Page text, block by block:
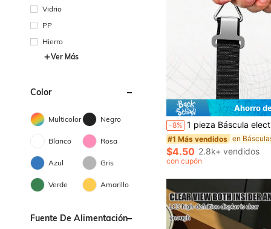
Vidrio
PP
Hierro
Ver Más
Color
Multicolor Negro
Blanco Rosa
Azul Gris
Verde Amarillo
Fuente De Alimentación
Ahorro
-8% 1 pieza Báscula electrónica portátil con pantalla LCD digital 110lbs/50kg Báscula colgante para equipaje Báscula electrónica de viaje
#1 Más vendidos
¡Casi agotado!
#1 Más vendidos
¡Casi agotado!
#1 Más vendidos
¡Casi agotado!
#1 Más vendidos
¡Casi agotado!
$4.50 2.8k+ vendidos
con cupón